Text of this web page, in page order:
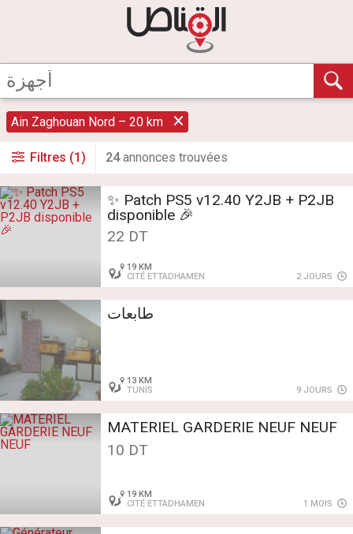
Ain Zaghouan Nord – 20 km
Filtres (1) 24annonces trouvées
✨️️ Patch PS5 v12.40 Y2JB + P2JB
disponible 🎉
22 DT
19 KM
CITÉ ETTADHAMEN
2 JOURS
طابعات
13 KM
TUNIS
9 JOURS
MATERIEL GARDERIE NEUF NEUF
10 DT
19 KM
CITÉ ETTADHAMEN
1 MOIS